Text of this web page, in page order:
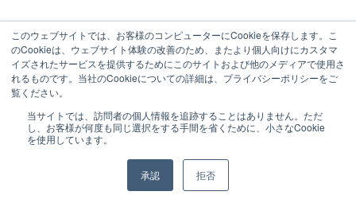
このウェブサイトでは、お客様のコンピューターにCookieを保存します。こ
のCookieは、ウェブサイト体験の改善のため、またより個人向けにカスタマ
イズされたサービスを提供するためにこのサイトおよび他のメディアで使用さ
れるものです。当社のCookieについての詳細は、プライバシーポリシーをご
覧ください。
当サイトでは、訪問者の個人情報を追跡することはありません。ただ
し、お客様が何度も同じ選択をする手間を省くために、小さなCookie
を使用しています。
承認 拒否
「アスベストの調査は法律が関わる業務なの
で、確認漏れや記載ミスは許されません。特に
事務側で起こりうるミスは、仕組みで極力防げ
るようにしておきたかったんです。誰かの記憶
や注意力に頼るのではなく、ちゃんとチェック
が通った状態をつくり、安心して業務を進めら
れるようにしたかったんです」（坂本氏）